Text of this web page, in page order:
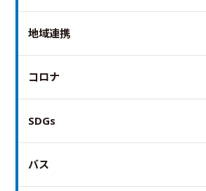
地域連携
コロナ
SDGs
バス